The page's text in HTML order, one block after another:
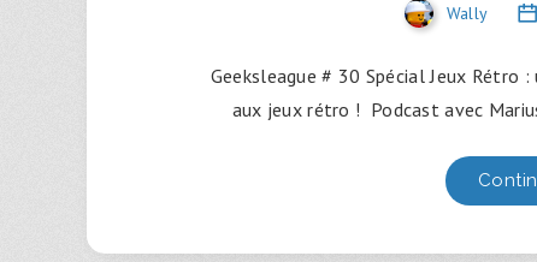
Wally
Geeksleague # 30 Spécial Jeux Rétro
aux jeux rétro ! Podcast avec